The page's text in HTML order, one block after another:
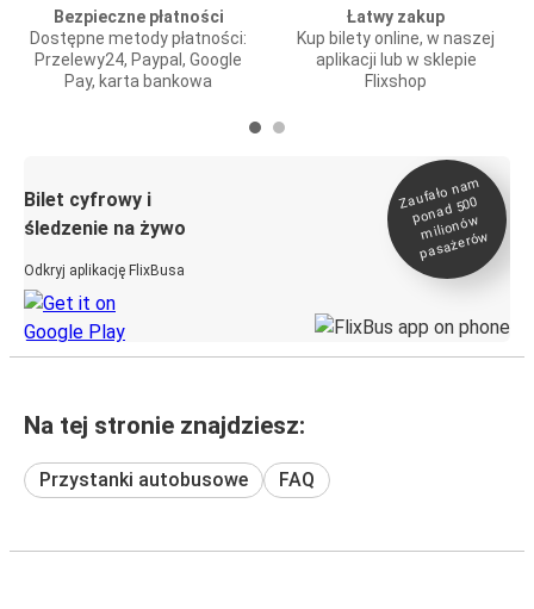
Bezpieczne płatności
Dostępne metody płatności:
Przelewy24, Paypal, Google
Pay, karta bankowa
Łatwy zakup
Kup bilety online, w naszej
aplikacji lub w sklepie
Flixshop
Bilet cyfrowy i
śledzenie na żywo
Odkryj aplikację FlixBusa
Zaufało na
m
ponad 500
milionó
w
pasażeró
w
Na tej stronie znajdziesz:
Przystanki autobusowe FAQ